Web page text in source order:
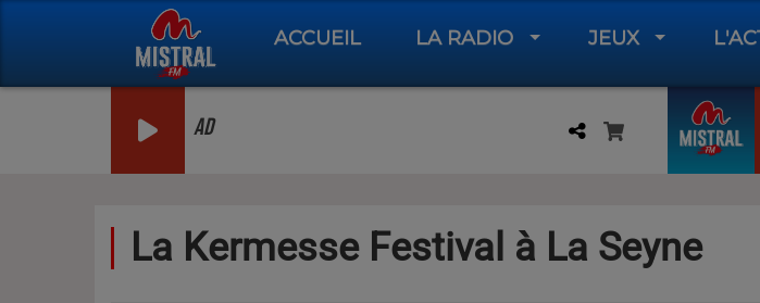
ACCUEIL LA RADIO JEUX
AD
La Kermesse Festival à La Seyne